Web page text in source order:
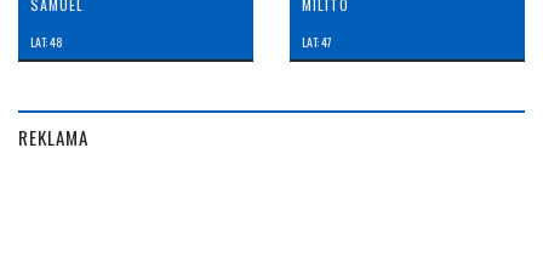
SAMUEL
LAT: 48
MILITO
LAT: 47
REKLAMA